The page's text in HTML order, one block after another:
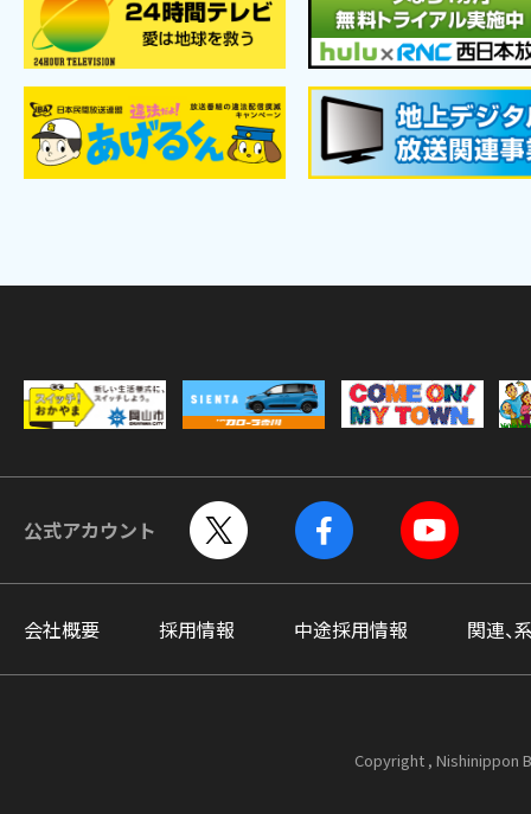
公式アカウント
会社概要 採用情報 中途採用情報 関連、
Copyright , Nishinippon